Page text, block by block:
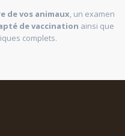
de vos animaux, un examen
de vaccination ainsi que
complets.